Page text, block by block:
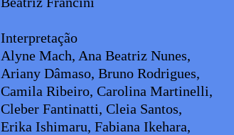
Interpretação
Alyne Mach, Ana Beatriz Nunes,
Ariany Dâmaso, Bruno Rodrigues,
Camila Ribeiro, Carolina Martinelli,
Cleber Fantinatti, Cleia Santos,
Erika Ishimaru, Fabiana Ikehara,